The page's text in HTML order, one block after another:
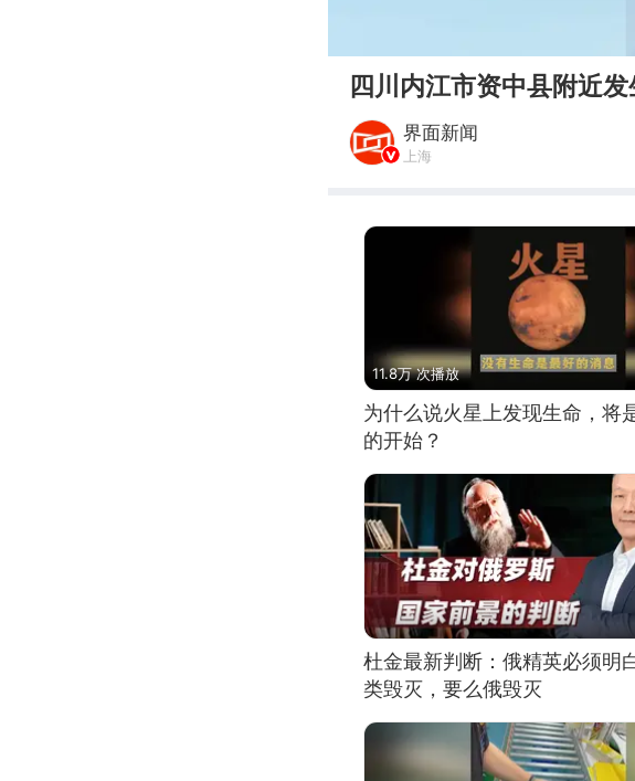
四川内江市资中县附近
界面新闻
上海
11.8万 次播放
为什么说火星上发现生命，将
的开始？
杜金最新判断：俄精英必须明
类毁灭，要么俄毁灭